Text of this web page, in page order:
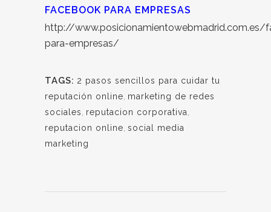
FACEBOOK PARA EMPRESAS
http://www.posicionamientowebmadrid.com.es/
para-empresas/
TAGS: 2 pasos sencillos para cuidar tu
reputación online, marketing de redes
sociales, reputacion corporativa,
reputacion online, social media
marketing